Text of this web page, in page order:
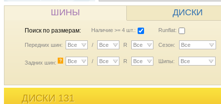
ШИНЫ ДИСКИ
Поиск по размерам: Наличие >= 4 шт.: Runflat:
Передних шин: Все / Все R Все Сезон: Все
Задних шин: ? Все / Все R Все Шипы: Все
ДИСКИ 131